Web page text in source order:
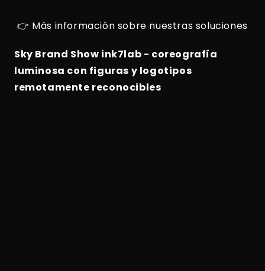
👉 Más información sobre nuestras soluciones
Sky Brand Show ink7lab - coreografía
luminosa con figuras y logotipos
remotamente reconocibles